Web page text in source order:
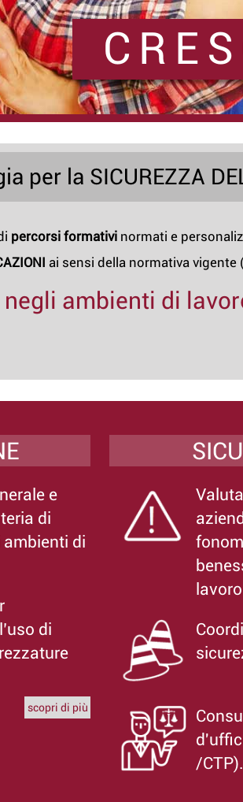
per la SICUREZZA
percorsi formativi normati e
ai sensi della normativa vigente
ambienti di
e
di
di
di
scopri di più
/CTP).